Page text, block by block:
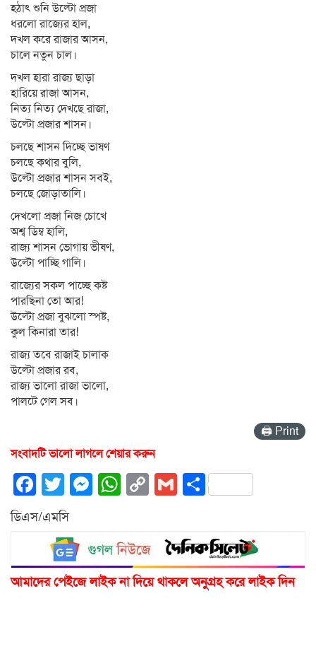
হঠাৎ শুনি উল্টো প্রজা
ধরলো রাজ্যের হাল,
দখল করে রাজার আসন,
চালে নতুন চাল।
দখল হারা রাজ্য ছাড়া
হারিয়ে রাজা আসন,
নিত্য নিত্য দেখছে রাজা,
উল্টো প্রজার শাসন।
চলছে শাসন দিচ্ছে ভাষণ
চলছে কথার বুলি,
উল্টো প্রজার শাসন সবই,
চলছে জোড়াতালি।
দেখলো প্রজা নিজ চোখে
অশ্ব ডিম্ব হালি,
রাজ্য শাসন ভোগায় ভীষণ,
উল্টো পাচ্ছি গালি।
রাজ্যের সকল পাচ্ছে কষ্ট
পারছিনা তো আর!
উল্টো প্রজা বুঝলো স্পষ্ট,
কুল কিনারা তার!
রাজ্য তবে রাজাই চালাক
উল্টো প্রজার রব,
রাজ্য ভালো রাজা ভালো,
পালটে গেল সব।
🖨 Print
সংবাদটি ভালো লাগলে শেয়ার করুন
Facebook
Twitter
Messenger
WhatsApp
CopyGmailShare
ডিএস/এমসি
আমাদের পেইজে লাইক না দিয়ে থাকলে অনুগ্রহ করে লাইক দিন